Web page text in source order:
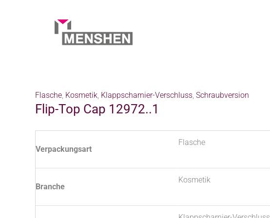
Flasche, Kosmetik, Klappscharnier-Verschluss, Schraubversion
Flip-Top Cap 12972..1
Verpackungsart
Flasche
Branche
Kosmetik